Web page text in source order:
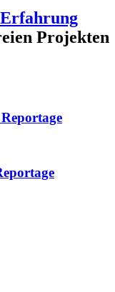
Erfahrung
Projekten